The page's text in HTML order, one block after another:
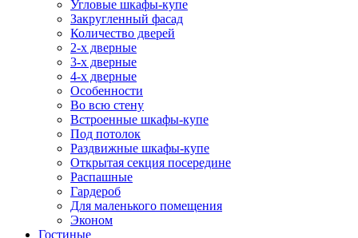
Угловые шкафы-купе
Закругленный фасад
Количество дверей
2-х дверные
3-х дверные
4-х дверные
Особенности
Во всю стену
Встроенные шкафы-купе
Под потолок
Раздвижные шкафы-купе
Открытая секция посередине
Распашные
Гардероб
Для маленького помещения
Эконом
Гостиные